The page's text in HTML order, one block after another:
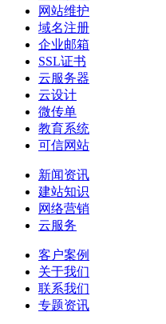
网站维护
域名注册
企业邮箱
SSL证书
云服务器
云设计
微传单
教育系统
可信网站
新闻资讯
建站知识
网络营销
云服务
客户案例
关于我们
联系我们
专题资讯